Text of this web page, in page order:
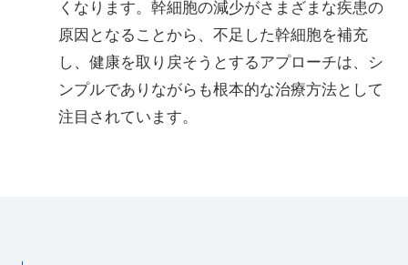
くなります。幹細胞の減少がさまざまな疾患の
原因となることから、不足した幹細胞を補充
し、健康を取り戻そうとするアプローチは、シ
ンプルでありながらも根本的な治療方法として
注目されています。